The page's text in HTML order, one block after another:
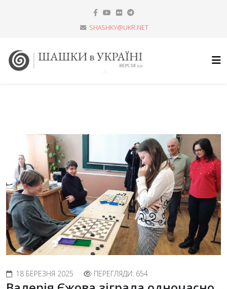
SHASHKY@UKR.NET
18 БЕРЕЗНЯ 2025 ПЕРЕГЛЯДИ: 654